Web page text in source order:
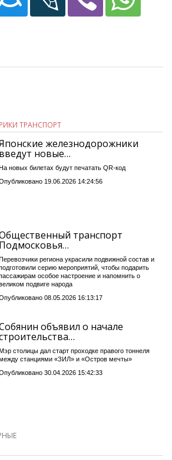
ТРАНСПОРТ
железнодорожники
введут новые…
На новых билетах будут печатать QR-код
19.06.2026 14:24:56
транспорт
Подмосковья…
региона украсили подвижной состав и
серию мероприятий, чтобы подарить
особое настроение и напомнить о
подвиге народа
08.05.2026 16:13:17
объявил о начале
столицы дал старт проходке правого тоннеля
станциями «ЗИЛ» и «Остров мечты»
30.04.2026 15:42:33